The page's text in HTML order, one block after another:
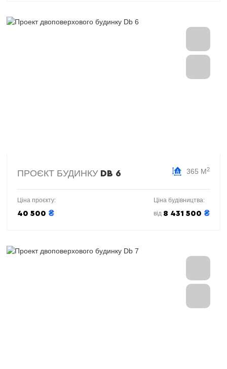
ПРОЄКТ БУДИНКУ DB 6 365 М2
Ціна проєкту:
40 500 ₴
Ціна будівництва:
від 8 431 500 ₴